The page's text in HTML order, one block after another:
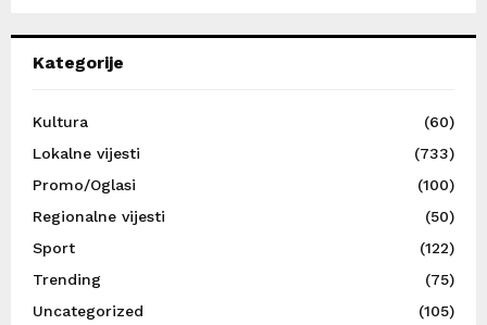
Kategorije
Kultura
(60)
Lokalne vijesti
(733)
Promo/Oglasi
(100)
Regionalne vijesti
(50)
Sport
(122)
Trending
(75)
Uncategorized
(105)